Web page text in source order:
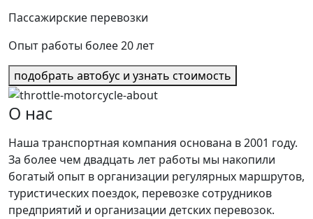
Пассажирские перевозки
Опыт работы более 20 лет
подобрать автобус и узнать стоимость
O нас
Наша транспортная компания основана в 2001 году.
За более чем двадцать лет работы мы накопили
богатый опыт в организации регулярных маршрутов,
туристических поездок, перевозке сотрудников
предприятий и организации детских перевозок.